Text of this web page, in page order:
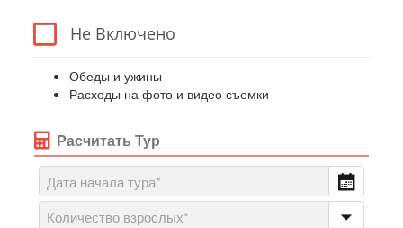
Не Включено
Обеды и ужины
Расходы на фото и видео съемки
Расчитать Тур